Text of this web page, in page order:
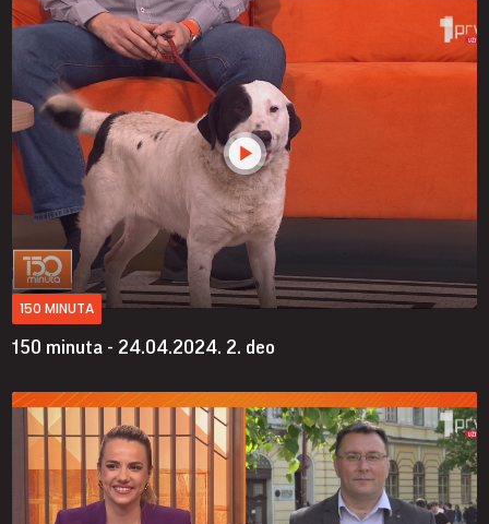
150 MINUTA
150 minuta - 24.04.2024. 2. deo